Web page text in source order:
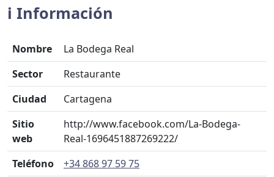
ℹ️ Información
Nombre
La Bodega Real
Sector
Restaurante
Ciudad
Cartagena
Sitio
web
http://www.facebook.com/La-Bodega-
Real-1696451887269222/
Teléfono
+34 868 97 59 75